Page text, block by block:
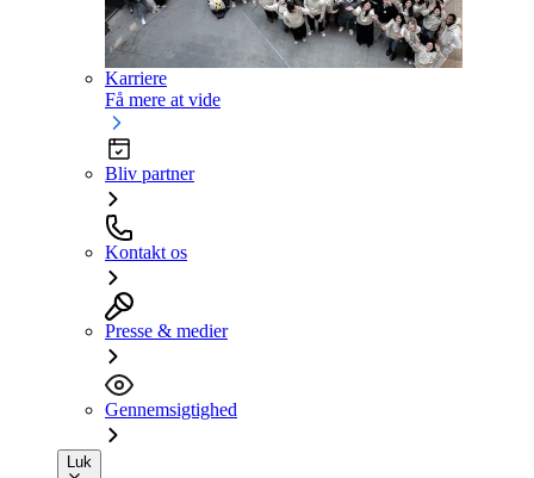
Karriere
Få mere at vide
Bliv partner
Kontakt os
Presse & medier
Gennemsigtighed
Luk